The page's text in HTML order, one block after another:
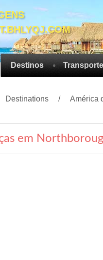
Destinos Transporte
Destinations América
em